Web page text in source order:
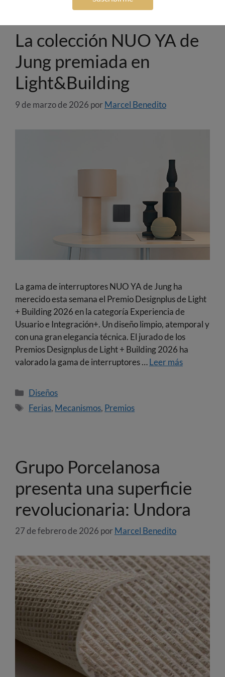
La colección NUO YA de
Jung premiada en
Light&Building
9 de marzo de 2026 porMarcel Benedito
La gama de interruptores NUO YA de Jung ha
merecido esta semana el Premio Designplus de Light
+ Building 2026 en la categoría Experiencia de
Usuario e Integración+. Un diseño limpio, atemporal y
con una gran elegancia técnica. El jurado de los
Premios Designplus de Light + Building 2026 ha
valorado la gama de interruptores …Leer más
Diseños
Ferias, Mecanismos, Premios
Grupo Porcelanosa
presenta una superficie
revolucionaria: Undora
27 de febrero de 2026 porMarcel Benedito